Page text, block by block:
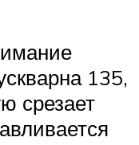
135,
срезает